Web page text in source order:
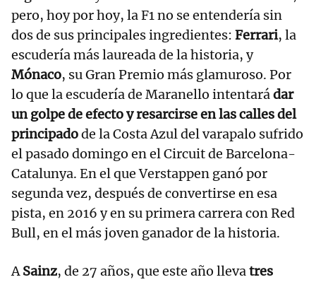
pero, hoy por hoy, la F1 no se entendería sin
dos de sus principales ingredientes: Ferrari, la
escudería más laureada de la historia, y
Mónaco, su Gran Premio más glamuroso. Por
lo que la escudería de Maranello intentarádar
un golpe de efecto y resarcirse en las calles del
principadode la Costa Azul del varapalo sufrido
el pasado domingo en el Circuit de Barcelona-
Catalunya. En el que Verstappen ganó por
segunda vez, después de convertirse en esa
pista, en 2016 y en su primera carrera con Red
Bull, en el más joven ganador de la historia.
ASainz, de 27 años, que este año llevatres